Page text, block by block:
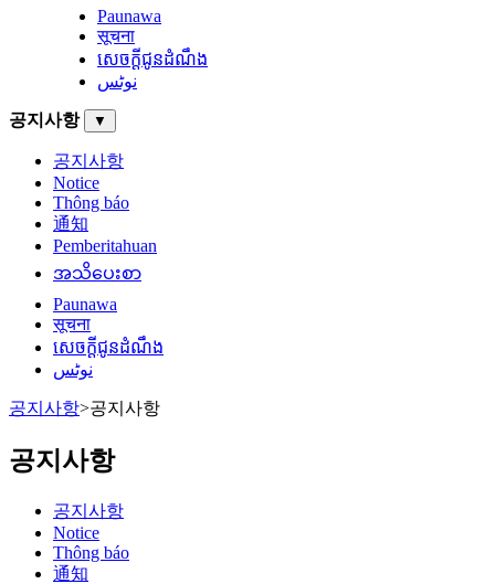
Paunawa
सूचना
សេចក្តីជូនដំណឹង
نوٹس
공지사항 ▼
공지사항
Notice
Thông báo
通知
Pemberitahuan
အသိပေးစာ
Paunawa
सूचना
សេចក្តីជូនដំណឹង
نوٹس
공지사항>공지사항
공지사항
공지사항
Notice
Thông báo
通知